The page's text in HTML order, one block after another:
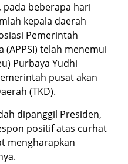
pada beberapa hari
kepala daerah
Pemerintah
(APPSI) telah menemui
Purbaya Yudhi
pusat akan
(TKD).
dipanggil Presiden,
positif atas curhat
mengharapkan